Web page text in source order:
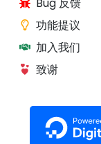
Bug 反馈
功能提议
加入我们
致谢